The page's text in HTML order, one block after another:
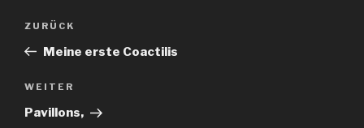
Beitragsnavigation
Vorheriger
Beitrag
ZURÜCK
Meine erste Coactilis
Nächster
Beitrag
WEITER
Pavillons,